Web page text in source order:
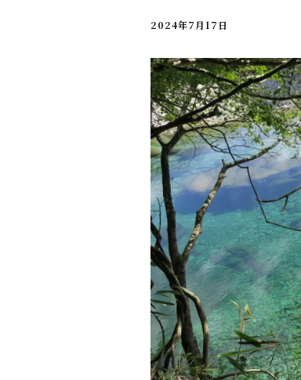
2024年7月17日